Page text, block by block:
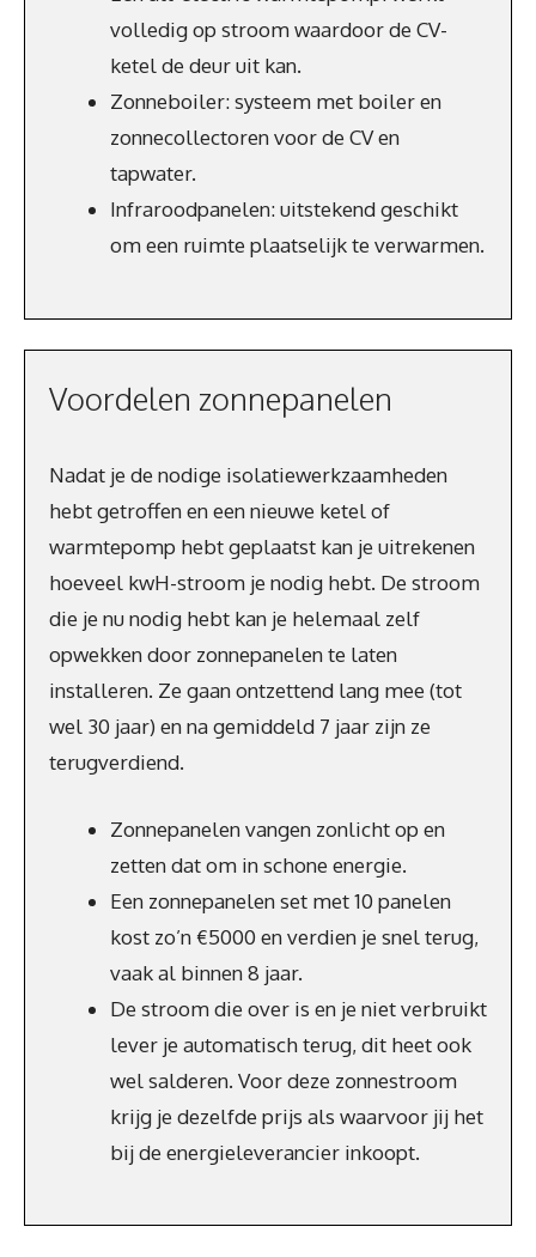
volledig op stroom waardoor de CV-
ketel de deur uit kan.
Zonneboiler: systeem met boiler en
zonnecollectoren voor de CV en
tapwater.
Infraroodpanelen: uitstekend geschikt
om een ruimte plaatselijk te verwarmen.
Voordelen zonnepanelen
Nadat je de nodige isolatiewerkzaamheden
hebt getroffen en een nieuwe ketel of
warmtepomp hebt geplaatst kan je uitrekenen
hoeveel kwH-stroom je nodig hebt. De stroom
die je nu nodig hebt kan je helemaal zelf
opwekken door zonnepanelen te laten
installeren. Ze gaan ontzettend lang mee (tot
wel 30 jaar) en na gemiddeld 7 jaar zijn ze
terugverdiend.
Zonnepanelen vangen zonlicht op en
zetten dat om in schone energie.
Een zonnepanelen set met 10 panelen
kost zo’n €5000 en verdien je snel terug,
vaak al binnen 8 jaar.
De stroom die over is en je niet verbruikt
lever je automatisch terug, dit heet ook
wel salderen. Voor deze zonnestroom
krijg je dezelfde prijs als waarvoor jij het
bij de energieleverancier inkoopt.